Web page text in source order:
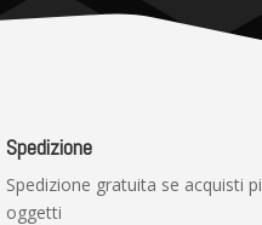
Spedizione
Spedizione gratuita se acquisti
oggetti